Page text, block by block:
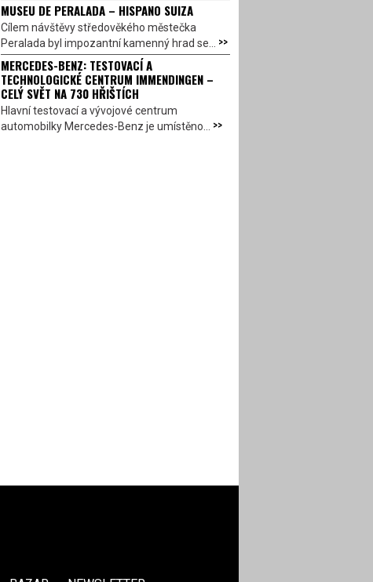
MUSEU DE PERALADA – HISPANO SUIZA
Cílem návštěvy středověkého městečka
Peralada byl impozantní kamenný hrad se... >>
MERCEDES-BENZ: TESTOVACÍ A
TECHNOLOGICKÉ CENTRUM IMMENDINGEN –
CELÝ SVĚT NA 730 HŘIŠTÍCH
Hlavní testovací a vývojové centrum
automobilky Mercedes-Benz je umístěno... >>